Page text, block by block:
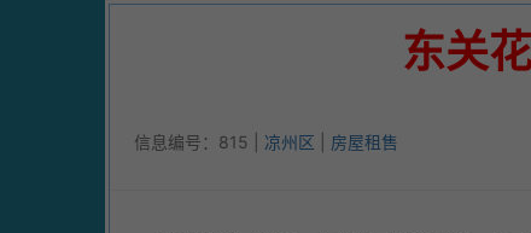
东关
信息编号：815 | 凉州区 房屋租售